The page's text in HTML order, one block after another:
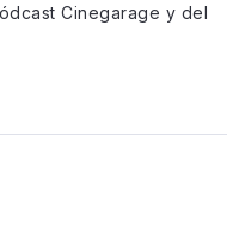
Cinegarage y del